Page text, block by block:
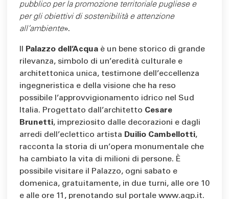
pubblico per la promozione territoriale pugliese e
per gli obiettivi di sostenibilità e attenzione
all'ambiente».
Palazzo dell’Acqua è un bene storico di grande
rilevanza, simbolo di un’eredità culturale e
architettonica unica, testimone dell’eccellenza
ingegneristica e della visione che ha reso
possibile l’approvvigionamento idrico nel Sud
Italia. Progettato dall’architetto Cesare
Brunetti, impreziosito dalle decorazioni e dagli
arredi dell’eclettico artista Duilio Cambellotti,
racconta la storia di un’opera monumentale che
ha cambiato la vita di milioni di persone. È
possibile visitare il Palazzo, ogni sabato e
domenica, gratuitamente, in due turni, alle ore 10
e alle ore 11, prenotando sul portale www.aqp.it.